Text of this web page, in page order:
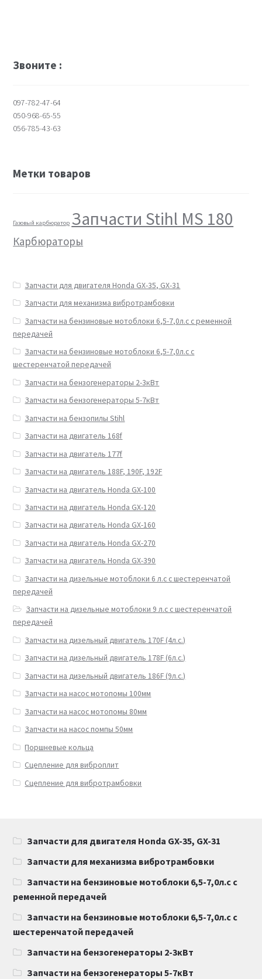
Звоните :
097-782-47-64
050-968-65-55
056-785-43-63
Метки товаров
Газовый карбюратор Запчасти Stihl MS 180
Карбюраторы
Запчасти для двигателя Honda GX-35, GX-31
Запчасти для механизма вибротрамбовки
Запчасти на бензиновые мотоблоки 6,5-7,0л.с с ременной
передачей
Запчасти на бензиновые мотоблоки 6,5-7,0л.с с
шестеренчатой передачей
Запчасти на бензогенераторы 2-3кВт
Запчасти на бензогенераторы 5-7кВт
Запчасти на бензопилы Stihl
Запчасти на двигатель 168f
Запчасти на двигатель 177f
Запчасти на двигатель 188F, 190F, 192F
Запчасти на двигатель Honda GX-100
Запчасти на двигатель Honda GX-120
Запчасти на двигатель Honda GX-160
Запчасти на двигатель Honda GX-270
Запчасти на двигатель Honda GX-390
Запчасти на дизельные мотоблоки 6 л.с с шестеренчатой
передачей
Запчасти на дизельные мотоблоки 9 л.с с шестеренчатой
передачей
Запчасти на дизельный двигатель 170F (4л.с.)
Запчасти на дизельный двигатель 178F (6л.с.)
Запчасти на дизельный двигатель 186F (9л.с.)
Запчасти на насос мотопомы 100мм
Запчасти на насос мотопомы 80мм
Запчасти на насос помпы 50мм
Поршневые кольца
Сцепление для виброплит
Сцепление для вибротрамбовки
Запчасти для двигателя Honda GX-35, GX-31
Запчасти для механизма вибротрамбовки
Запчасти на бензиновые мотоблоки 6,5-7,0л.с с
ременной передачей
Запчасти на бензиновые мотоблоки 6,5-7,0л.с с
шестеренчатой передачей
Запчасти на бензогенераторы 2-3кВт
Запчасти на бензогенераторы 5-7кВт